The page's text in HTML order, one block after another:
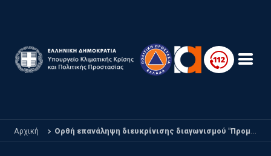
Αρχική Ορθή επανάληψη διευκρίνισης διαγωνισμού "Προμήθεια μηχανολογικού εξοπλισμού και μηχανημάτων έργου για την πρόληψη, άμεση επέμβαση και αντιμετώπιση των επιπτώσεων από φυσικές καταστροφές"